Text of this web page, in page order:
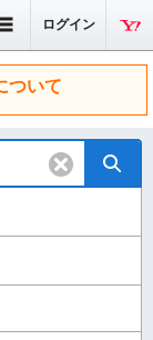
ログイン
ついて